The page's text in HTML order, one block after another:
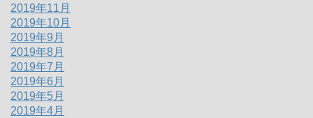
2019年11月
2019年10月
2019年9月
2019年8月
2019年7月
2019年6月
2019年5月
2019年4月